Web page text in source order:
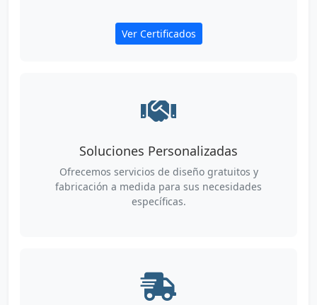
Ver Certificados
Soluciones Personalizadas
Ofrecemos servicios de diseño gratuitos y
fabricación a medida para sus necesidades
específicas.